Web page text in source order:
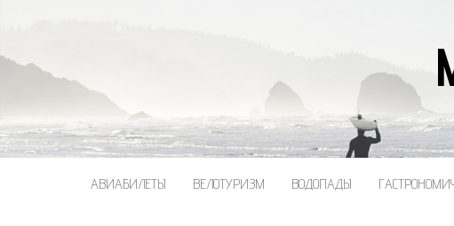
АВИАБИЛЕТЫ ВЕЛОТУРИЗМ ВОДОПАДЫ